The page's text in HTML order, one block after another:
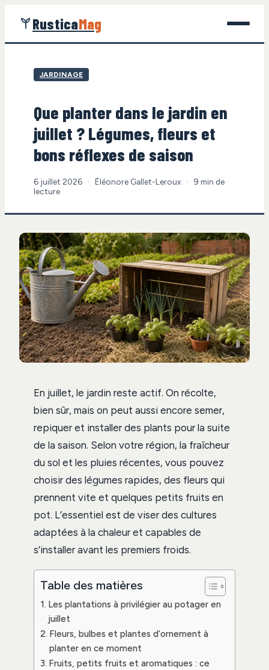
RusticaMag
Jardinage
Maison
Écologie
JARDINAGE
Que planter dans le jardin en
juillet ? Légumes, fleurs et
bons réflexes de saison
6 juillet 2026 · Éléonore Gallet-Leroux ·
9 min de
lecture
En juillet, le jardin reste actif. On récolte,
bien sûr, mais on peut aussi encore semer,
repiquer et installer des plants pour la suite
de la saison. Selon votre région, la fraîcheur
du sol et les pluies récentes, vous pouvez
choisir des légumes rapides, des fleurs qui
prennent vite et quelques petits fruits en
pot. L’essentiel est de viser des cultures
adaptées à la chaleur et capables de
s’installer avant les premiers froids.
Table des matières
Les plantations à privilégier au potager en
juillet
Fleurs, bulbes et plantes d’ornement à
planter en ce moment
Fruits, petits fruits et aromatiques : ce